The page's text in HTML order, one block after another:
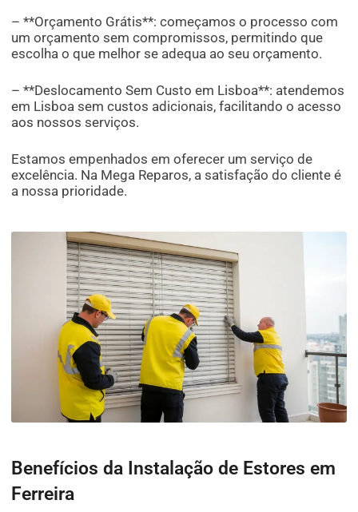
– **Orçamento Grátis**: começamos o processo com
um orçamento sem compromissos, permitindo que
escolha o que melhor se adequa ao seu orçamento.
– **Deslocamento Sem Custo em Lisboa**: atendemos
em Lisboa sem custos adicionais, facilitando o acesso
aos nossos serviços.
Estamos empenhados em oferecer um serviço de
excelência. Na Mega Reparos, a satisfação do cliente é
a nossa prioridade.
Benefícios da Instalação de Estores em
Ferreira